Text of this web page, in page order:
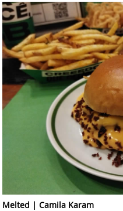
Melted | Camila Karam